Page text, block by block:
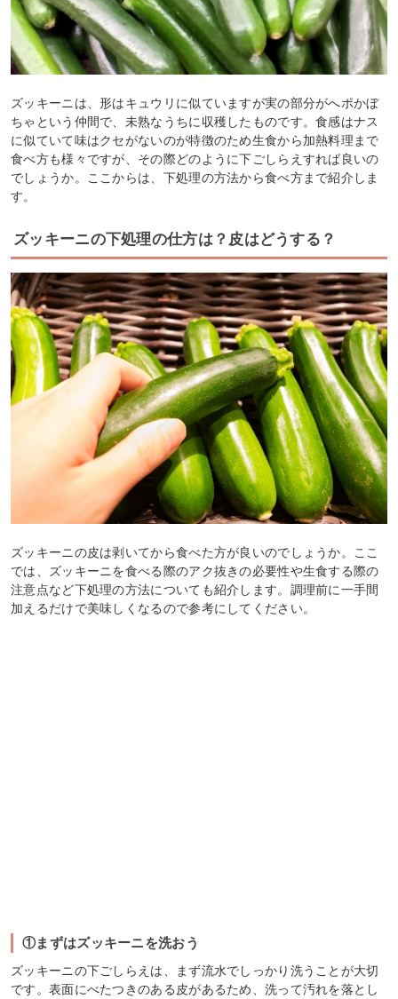
ズッキーニは、形はキュウリに似ていますが実の部分がへポかぼ
ちゃという仲間で、未熟なうちに収穫したものです。食感はナス
に似ていて味はクセがないのが特徴のため生食から加熱料理まで
食べ方も様々ですが、その際どのように下ごしらえすれば良いの
でしょうか。ここからは、下処理の方法から食べ方まで紹介しま
す。
ズッキーニの下処理の仕方は？皮はどうする？
ズッキーニの皮は剥いてから食べた方が良いのでしょうか。ここ
では、ズッキーニを食べる際のアク抜きの必要性や生食する際の
注意点など下処理の方法についても紹介します。調理前に一手間
加えるだけで美味しくなるので参考にしてください。
①まずはズッキーニを洗おう
ズッキーニの下ごしらえは、まず流水でしっかり洗うことが大切
です。表面にべたつきのある皮があるため、洗って汚れを落とし